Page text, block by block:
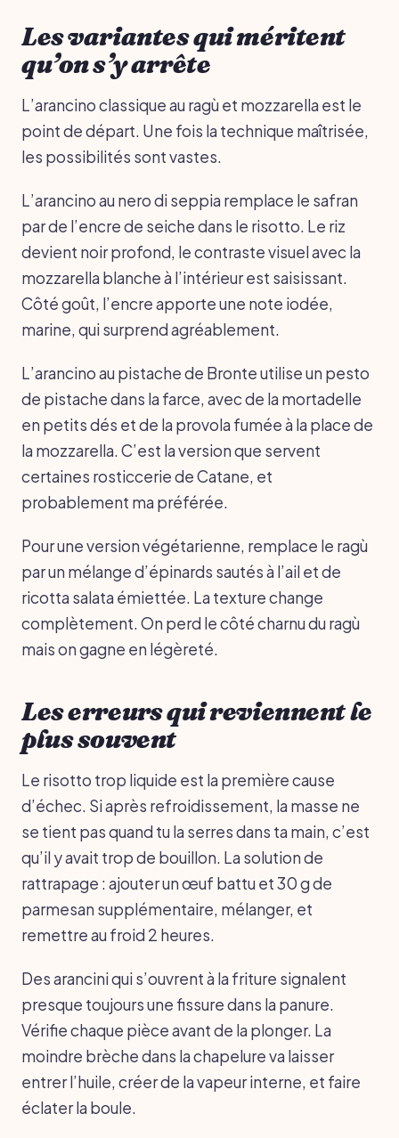
Les variantes qui méritent
qu’on s’y arrête
L’arancino classique au ragù et mozzarella est le
point de départ. Une fois la technique maîtrisée,
les possibilités sont vastes.
L’arancino au nero di seppia remplace le safran
par de l’encre de seiche dans le risotto. Le riz
devient noir profond, le contraste visuel avec la
mozzarella blanche à l’intérieur est saisissant.
Côté goût, l’encre apporte une note iodée,
marine, qui surprend agréablement.
L’arancino au pistache de Bronte utilise un pesto
de pistache dans la farce, avec de la mortadelle
en petits dés et de la provola fumée à la place de
la mozzarella. C’est la version que servent
certaines rosticcerie de Catane, et
probablement ma préférée.
Pour une version végétarienne, remplace le ragù
par un mélange d’épinards sautés à l’ail et de
ricotta salata émiettée. La texture change
complètement. On perd le côté charnu du ragù
mais on gagne en légèreté.
Les erreurs qui reviennent le
plus souvent
Le risotto trop liquide est la première cause
d’échec. Si après refroidissement, la masse ne
se tient pas quand tu la serres dans ta main, c’est
qu’il y avait trop de bouillon. La solution de
rattrapage : ajouter un œuf battu et 30 g de
parmesan supplémentaire, mélanger, et
remettre au froid 2 heures.
Des arancini qui s’ouvrent à la friture signalent
presque toujours une fissure dans la panure.
Vérifie chaque pièce avant de la plonger. La
moindre brèche dans la chapelure va laisser
entrer l’huile, créer de la vapeur interne, et faire
éclater la boule.